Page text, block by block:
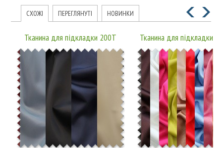
СХОЖІ ПЕРЕГЛЯНУТІ НОВИНКИ
Тканина для підкладки 200T Тканина для підкладки